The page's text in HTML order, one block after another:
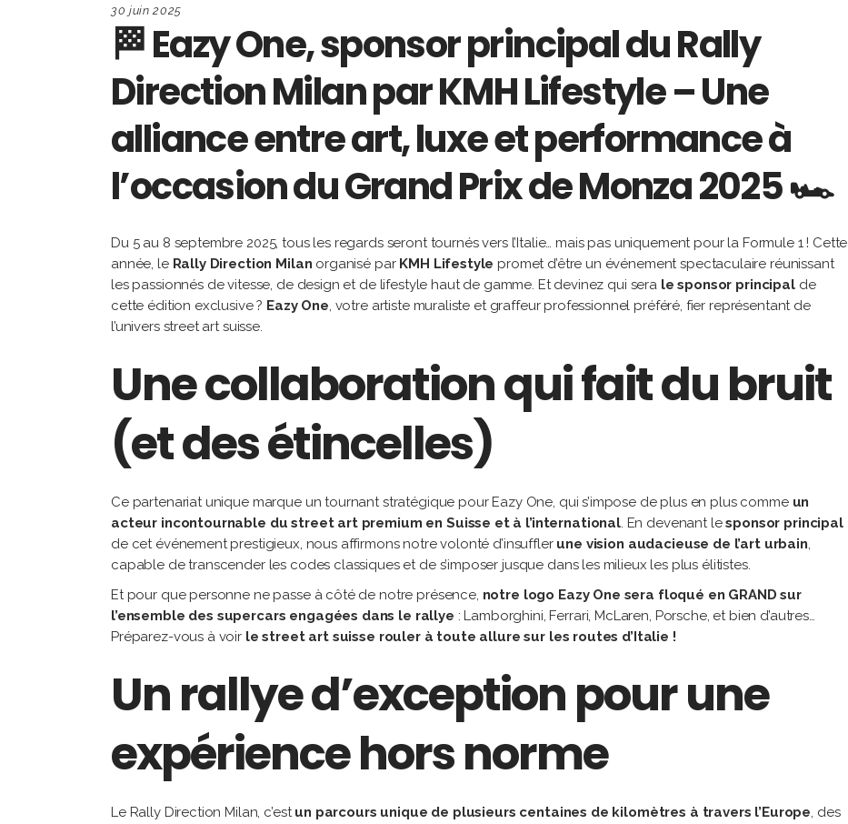
30 juin 2025
🏁 Eazy One, sponsor principal du Rally
Direction Milan par KMH Lifestyle – Une
alliance entre art, luxe et performance à
l’occasion du Grand Prix de Monza 2025 🏎️
Du 5 au 8 septembre 2025, tous les regards seront tournés vers l’Italie… mais pas uniquement pour la Formule 1 ! Cette
année, le Rally Direction Milan organisé par KMH Lifestyle promet d’être un événement spectaculaire réunissant
les passionnés de vitesse, de design et de lifestyle haut de gamme. Et devinez qui sera le sponsor principalde
cette édition exclusive ? Eazy One, votre artiste muraliste et graffeur professionnel préféré, fier représentant de
l’univers street art suisse.
Une collaboration qui fait du bruit
(et des étincelles)
Ce partenariat unique marque un tournant stratégique pour Eazy One, qui s’impose de plus en plus comme un
acteur incontournable du street art premium en Suisse et à l’international. En devenant lesponsor principal
de cet événement prestigieux, nous affirmons notre volonté d’insuffler une vision audacieuse de l’art urbain,
capable de transcender les codes classiques et de s’imposer jusque dans les milieux les plus élitistes.
Et pour que personne ne passe à côté de notre présence, notre logo Eazy One sera floqué en GRAND sur
l’ensemble des supercars engagées dans le rallye : Lamborghini, Ferrari, McLaren, Porsche, et bien d’autres…
Préparez-vous à voir le street art suisse rouler à toute allure sur les routes d’Italie !
Un rallye d’exception pour une
expérience hors norme
Le Rally Direction Milan, c’estun parcours unique de plusieurs centaines de kilomètres à travers l’Europe, des